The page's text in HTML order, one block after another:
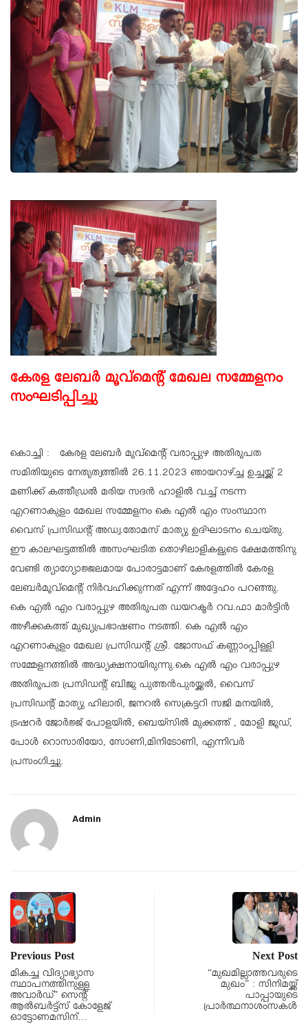
കേരള ലേബർ മൂവ്മെന്റ് മേഖല സമ്മേളനം
സംഘടിപ്പിച്ചു
കൊച്ചി : കേരള ലേബർ മൂവ്മെന്റ് വരാപ്പുഴ അതിരൂപത
സമിതിയുടെ നേതൃത്വത്തിൽ 26.11.2023 ഞായറാഴ്ച്ച ഉച്ചയ്ക്ക് 2
മണിക്ക് കത്തീഡ്രൽ മരിയ സദൻ ഹാളിൽ വച്ച് നടന്ന
എറണാകുളം മേഖല സമ്മേളനം കെ എൽ എം സംസ്ഥാന
വൈസ് പ്രസിഡന്റ് അഡ്വ.തോമസ് മാത്യു ഉദ്ഘാടനം ചെയ്തു.
ഈ കാലഘട്ടത്തിൽ അസംഘടിത തൊഴിലാളികളുടെ ക്ഷേമത്തിനു
വേണ്ടി ത്യാഗ്യോജ്ജലമായ പോരാട്ടമാണ് കേരളത്തിൽ കേരള
ലേബർമൂവ്മെന്റ് നിർവഹിക്കുന്നത് എന്ന് അദ്ദേഹം പറഞ്ഞു.
കെ എൽ എം വരാപ്പുഴ അതിരൂപത ഡയറക്ടർ റവ.ഫാ മാർട്ടിൻ
അഴീക്കകത്ത് മുഖ്യപ്രഭാഷണം നടത്തി. കെ എൽ എം
എറണാകുളം മേഖല പ്രസിഡന്റ് ശ്രീ. ജോസഫ് കണ്ണാംപ്പിള്ളി
സമ്മേളനത്തിൽ അദ്ധ്യക്ഷനായിരുന്നു.കെ എൽ എം വരാപ്പുഴ
അതിരൂപത പ്രസിഡന്റ് ബിജു പുത്തൻപുരയ്ക്കൽ, വൈസ്
പ്രസിഡന്റ് മാത്യു ഹിലാരി, ജനറൽ സെക്രട്ടറി സജി മനയിൽ,
ട്രഷറർ ജോർജ്ജ് പോളയിൽ, ബെയ്സിൽ മുക്കത്ത് , മോളി ജൂഡ്,
പോൾ റൊസാരിയോ, സോണി,മിനിടോണി, എന്നിവർ
പ്രസംഗിച്ചു.
Admin
Previous Post
മികച്ച വിദ്യാഭ്യാസ
സ്ഥാപനത്തിനുള്ള
അവാർഡ്” സെന്റ്
ആൽബർട്ട്സ് കോളേജ്
ഓട്ടോണമസിന്…
Next Post
“മുഖമില്ലാത്തവരുടെ
മുഖം” : സിനിമയ്ക്ക്
പാപ്പായുടെ
പ്രാര്‍ത്ഥനാശംസകള്‍